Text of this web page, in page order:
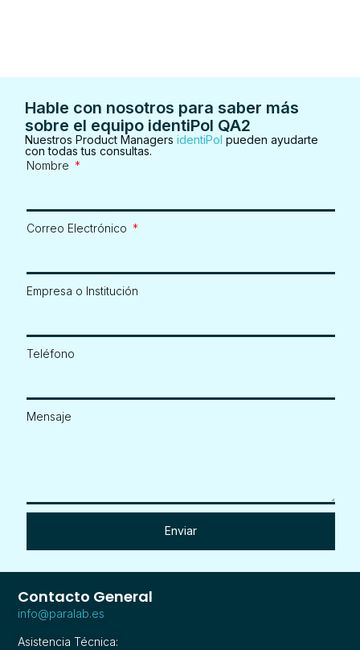
Hable con nosotros para saber más
sobre el equipo identiPol QA2
Nuestros Product ManagersidentiPol pueden ayudarte
con todas tus consultas.
Nombre
Correo Electrónico
Empresa o Institución
Teléfono
Mensaje
Enviar
Contacto General
info@paralab.es
Asistencia Técnica: